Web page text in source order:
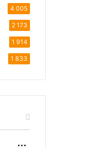
4 005
2 173
1 914
1 833